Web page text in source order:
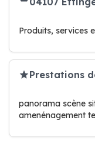
Produits, services
Prestations
panorama scène
amenénagement